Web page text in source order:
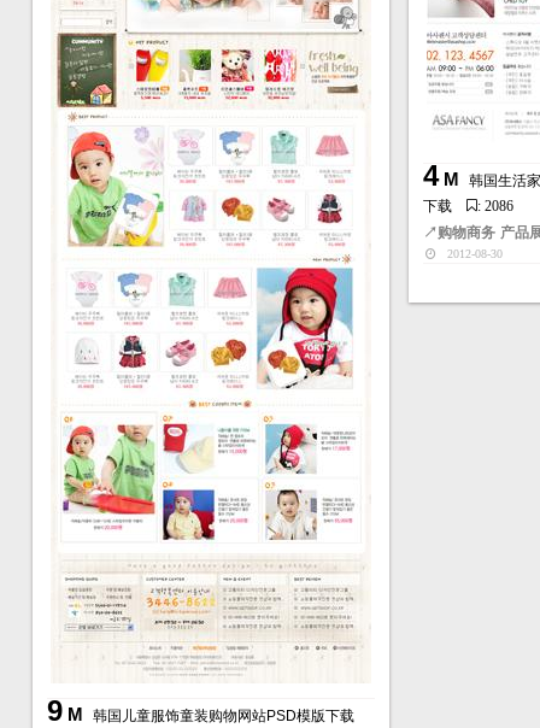
4M
韩国生活
下载
: 2086
↗购物商务 产品
2012-08-30
9M
韩国儿童服饰童装购物网站PSD模版下载